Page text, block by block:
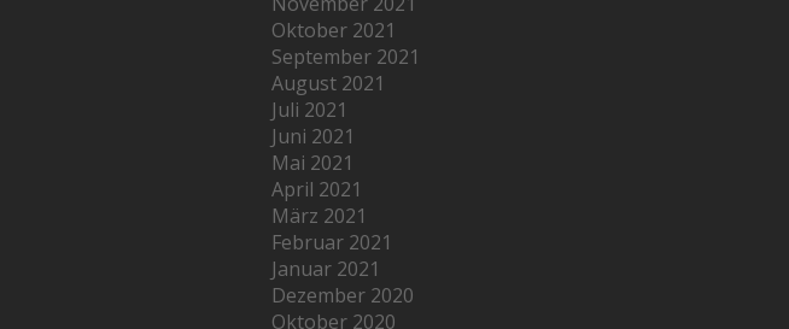
Oktober 2021
September 2021
August 2021
Juli 2021
Juni 2021
Mai 2021
April 2021
März 2021
Februar 2021
Januar 2021
Dezember 2020
Oktober 2020